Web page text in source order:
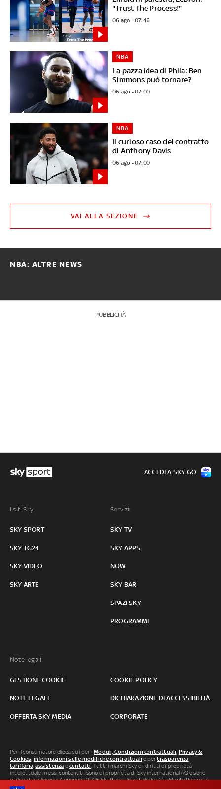
"Trust The Process!"
06 ago - 07:46
La pazza idea di Phila: Ben
Simmons può tornare?
NBA
06 ago - 07:00
Il curioso caso del contratto
di Anthony Davis
NBA
06 ago - 07:00
VAI ALLA SEZIONE
NBA: ALTRE NEWS
PUBBLICITÀ
I siti Sky:
SKY SPORT
SKY TG24
SKY VIDEO
SKY ARTE
Servizi:
SKY TV
SKY APPS
NOW
SKY BAR
SPAZI SKY
PROGRAMMI
Note legali:
GESTIONE COOKIE COOKIE POLICY
NOTE LEGALI DICHIARAZIONE DI ACCESSIBILITÀ
OFFERTA SKY MEDIA CORPORATE
ACCEDI A SKY GO
Per il consumatore clicca qui per iModuli, Condizioni contrattuali, Privacy &
Cookies, informazioni sulle modifiche contrattuali o pertrasparenza
tariffaria,assistenza econtatti. Tutti i marchi Sky e i diritti di proprietà
intellettuale in essi contenuti, sono di proprietà di Sky international AG e sono
utilizzati su licenza. Copyright 2026 Sky Italia - Sky Italia Srl Via Monte Penice, 7 -
20138 Milano P.IVA 04619241005. SkyTG24: ISSN 3035-1537 e SkySport: ISSN